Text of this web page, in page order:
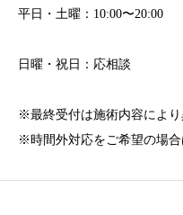
平日・土曜：10:00〜20:00
日曜・祝日：応相談
※最終受付は施術内容により
※時間外対応をご希望の場合